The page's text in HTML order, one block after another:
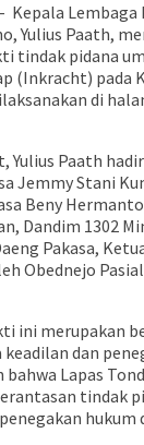
Kepala Lembaga
Yulius Paath,
tindak pidana
(Inkracht) pada
di
Paath
Jemmy Stani
Beny
Dandim 1302
Pakasa,
Obednejo
ini merupakan
dan
Lapas
tindak